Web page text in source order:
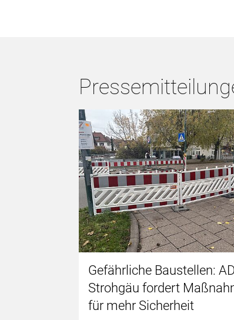
Gefährliche Baustellen:
Strohgäu fordert
für mehr Sicherheit